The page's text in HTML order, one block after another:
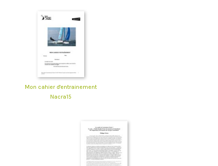
Mon cahier d'entrainement
Nacra15